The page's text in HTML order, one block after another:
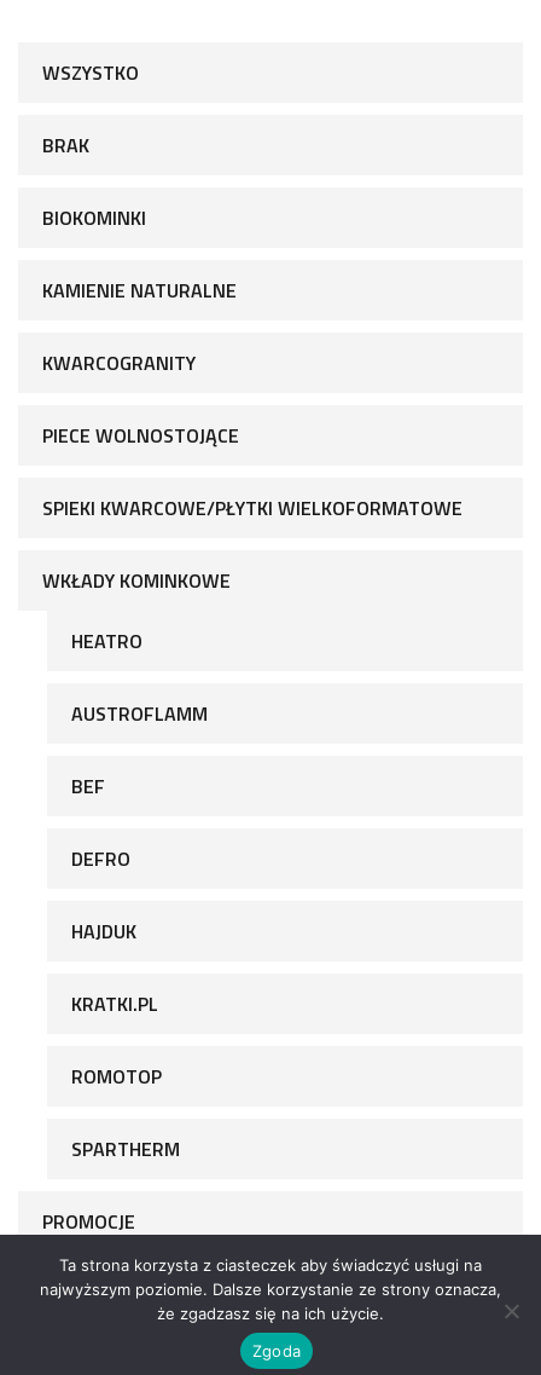
WSZYSTKO
BRAK
BIOKOMINKI
KAMIENIE NATURALNE
KWARCOGRANITY
PIECE WOLNOSTOJĄCE
SPIEKI KWARCOWE/PŁYTKI WIELKOFORMATOWE
WKŁADY KOMINKOWE
HEATRO
AUSTROFLAMM
BEF
DEFRO
HAJDUK
KRATKI.PL
ROMOTOP
SPARTHERM
PROMOCJE
Ta strona korzysta z ciasteczek aby świadczyć usługi na
najwyższym poziomie. Dalsze korzystanie ze strony oznacza,
że zgadzasz się na ich użycie.
Zgoda